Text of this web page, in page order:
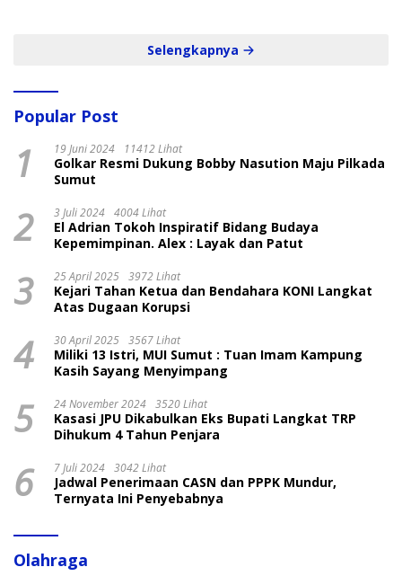
Selengkapnya
Popular Post
1 19 Juni 2024 11412 Lihat
Golkar Resmi Dukung Bobby Nasution Maju Pilkada
Sumut
2 3 Juli 2024 4004 Lihat
El Adrian Tokoh Inspiratif Bidang Budaya
Kepemimpinan. Alex : Layak dan Patut
3 25 April 2025 3972 Lihat
Kejari Tahan Ketua dan Bendahara KONI Langkat
Atas Dugaan Korupsi
4 30 April 2025 3567 Lihat
Miliki 13 Istri, MUI Sumut : Tuan Imam Kampung
Kasih Sayang Menyimpang
5 24 November 2024 3520 Lihat
Kasasi JPU Dikabulkan Eks Bupati Langkat TRP
Dihukum 4 Tahun Penjara
6 7 Juli 2024 3042 Lihat
Jadwal Penerimaan CASN dan PPPK Mundur,
Ternyata Ini Penyebabnya
Olahraga